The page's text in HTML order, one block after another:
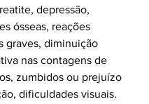
depressão,
ósseas, reações
graves, diminuição
nas contagens de
zumbidos ou prejuízo
dificuldades visuais.